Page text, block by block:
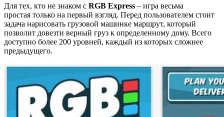
Для тех, кто не знаком с RGB Express – игра весьма
простая только на первый взгляд. Перед пользователем стоит
задача нарисовать грузовой машинке маршрут, который
позволит довезти верный груз к определенному дому. Всего
доступно более 200 уровней, каждый из которых сложнее
предыдущего.